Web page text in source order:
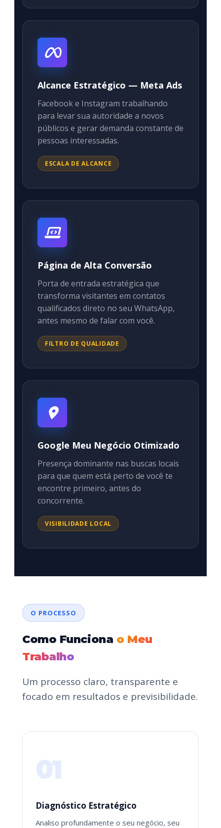
Alcance Estratégico — Meta Ads
Facebook e Instagram trabalhando
para levar sua autoridade a novos
públicos e gerar demanda constante de
pessoas interessadas.
ESCALA DE ALCANCE
Página de Alta Conversão
Porta de entrada estratégica que
transforma visitantes em contatos
qualificados direto no seu WhatsApp,
antes mesmo de falar com você.
FILTRO DE QUALIDADE
Google Meu Negócio Otimizado
Presença dominante nas buscas locais
para que quem está perto de você te
encontre primeiro, antes do
concorrente.
VISIBILIDADE LOCAL
O PROCESSO
Como Funciona o Meu
Trabalho
Um processo claro, transparente e
focado em resultados e previsibilidade.
01
Diagnóstico Estratégico
Analiso profundamente o seu negócio, seu